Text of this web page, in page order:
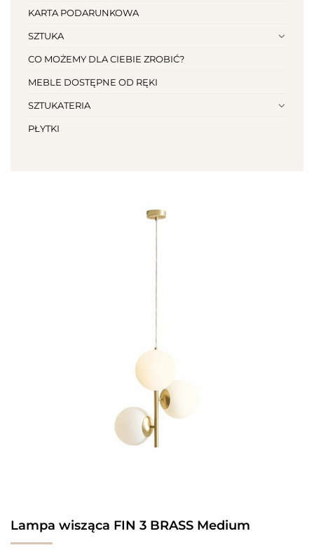
KARTA PODARUNKOWA
SZTUKA
CO MOŻEMY DLA CIEBIE ZROBIĆ?
MEBLE DOSTĘPNE OD RĘKI
SZTUKATERIA
PŁYTKI
Lampa wisząca FIN 3 BRASS Medium